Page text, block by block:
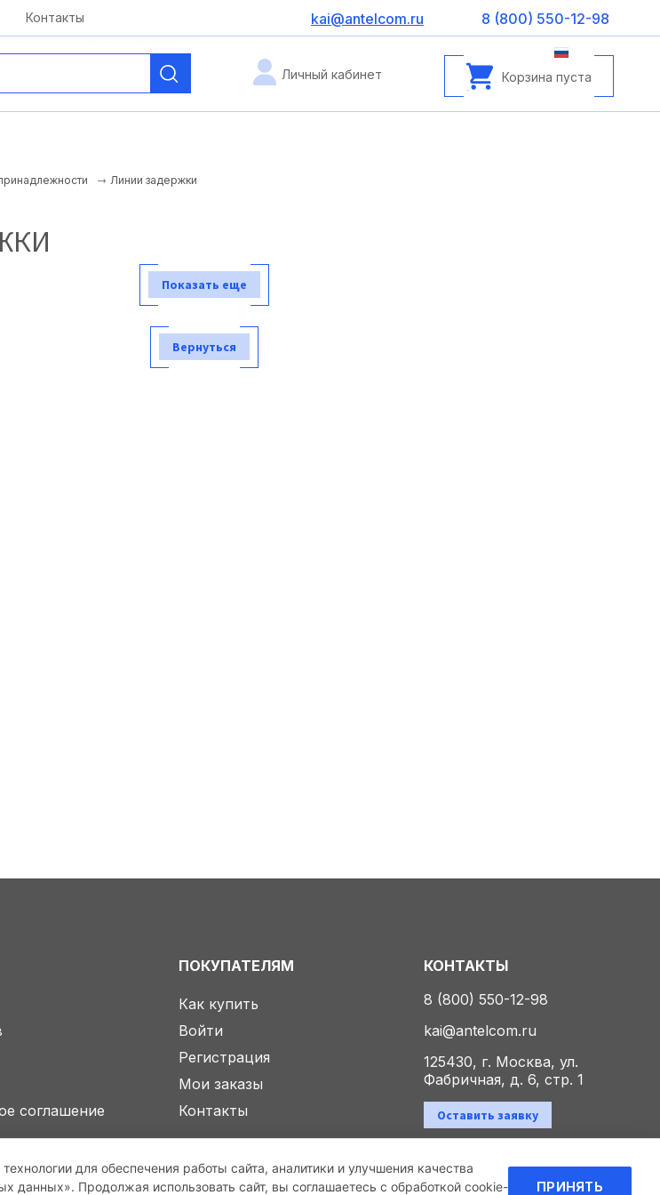
c 08:00 до 20:00
Контакты 8 (800) 550-12-98
kai@antelcom.ru
Корзина пуста
Личный кабинет
для обеспечения работы сайта, аналитики и улучшения качества
Продолжая использовать сайт, вы соглашаетесь с обработкой cookie-
ПРИНЯТЬ
Линии задержки
Показать еще
Вернуться
соглашение
ПОКУПАТЕЛЯМ
Как купить
Войти
Регистрация
Мои заказы
Контакты
КОНТАКТЫ
8 (800) 550-12-98
kai@antelcom.ru
125430, г. Москва, ул.
Фабричная, д. 6, стр. 1
Оставить заявку
Политика конфиденциальности